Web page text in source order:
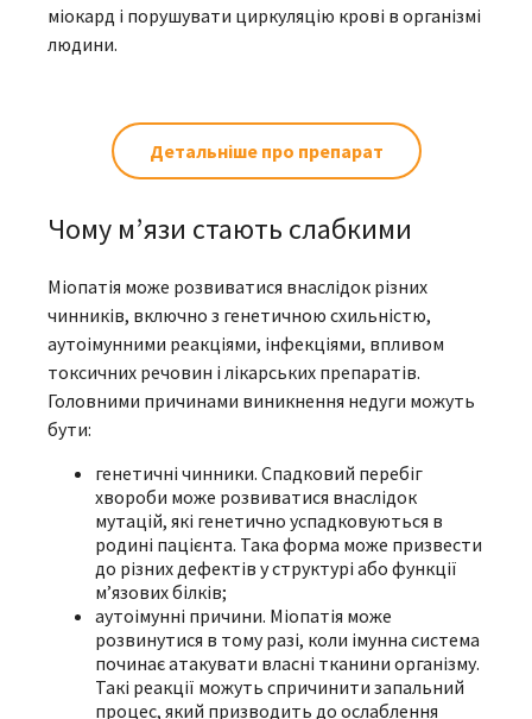
міокард і порушувати циркуляцію крові в організмі
людини.
Детальніше про препарат
Чому м’язи стають слабкими
Міопатія може розвиватися внаслідок різних
чинників, включно з генетичною схильністю,
аутоімунними реакціями, інфекціями, впливом
токсичних речовин і лікарських препаратів.
Головними причинами виникнення недуги можуть
бути:
генетичні чинники. Спадковий перебіг
хвороби може розвиватися внаслідок
мутацій, які генетично успадковуються в
родині пацієнта. Така форма може призвести
до різних дефектів у структурі або функції
м’язових білків;
аутоімунні причини. Міопатія може
розвинутися в тому разі, коли імунна система
починає атакувати власні тканини організму.
Такі реакції можуть спричинити запальний
процес, який призводить до ослаблення